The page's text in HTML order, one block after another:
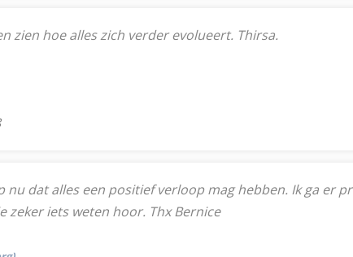
zien hoe alles zich verder evolueert. Thirsa.
dat alles een positief verloop mag hebben. Ik ga er
zeker iets weten hoor. Thx Bernice